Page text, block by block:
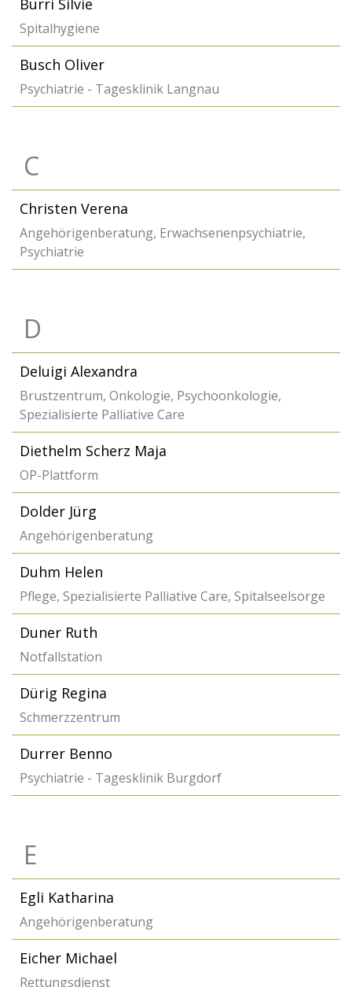
Burri Silvie
Spitalhygiene
Busch Oliver
Psychiatrie - Tagesklinik Langnau
C
Christen Verena
Angehörigenberatung, Erwachsenenpsychiatrie,
Psychiatrie
D
Deluigi Alexandra
Brustzentrum, Onkologie, Psychoonkologie,
Spezialisierte Palliative Care
Diethelm Scherz Maja
OP-Plattform
Dolder Jürg
Angehörigenberatung
Duhm Helen
Pflege, Spezialisierte Palliative Care, Spitalseelsorge
Duner Ruth
Notfallstation
Dürig Regina
Schmerzzentrum
Durrer Benno
Psychiatrie - Tagesklinik Burgdorf
E
Egli Katharina
Angehörigenberatung
Eicher Michael
Rettungsdienst